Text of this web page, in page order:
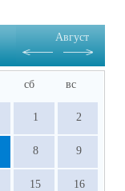
Август
сб вс
1 2
8 9
15 16